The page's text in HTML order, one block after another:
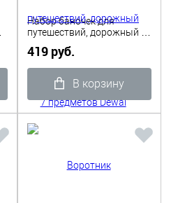
Набор баночек для
путешествий, дорожный 7
419 руб.
В корзину